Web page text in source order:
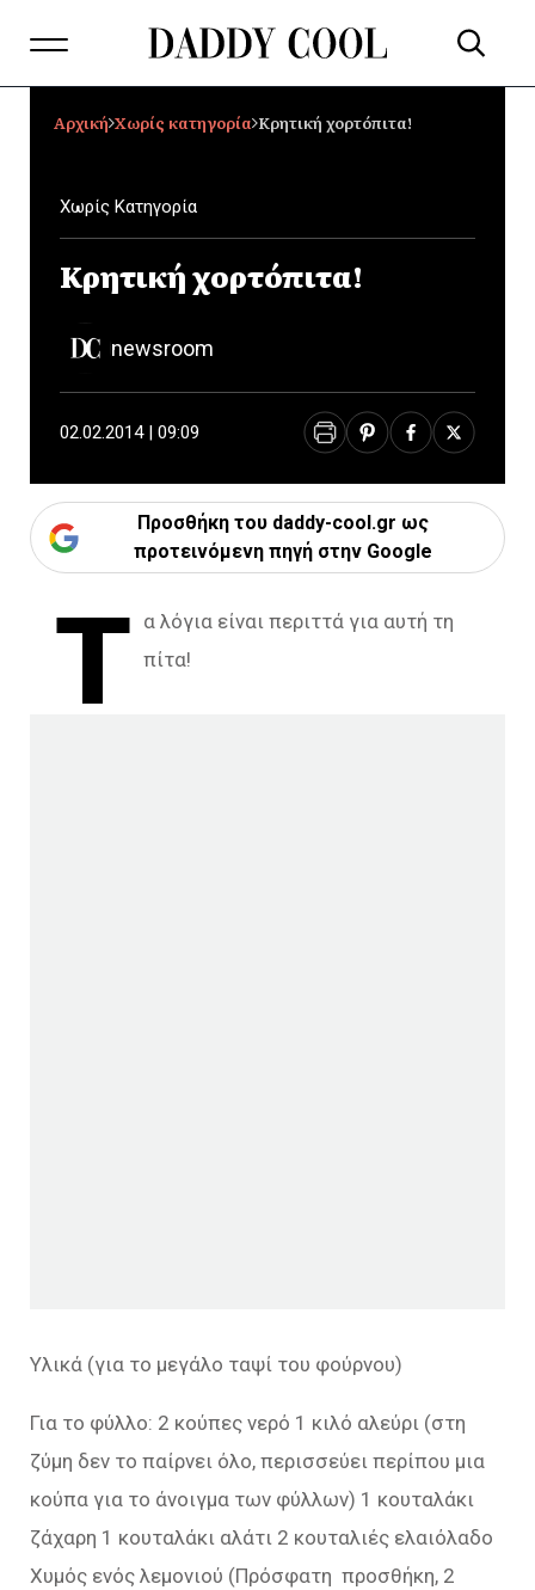
Αρχική Χωρίς κατηγορία Κρητική χορτόπιτα!
Χωρίς Κατηγορία
Κρητική χορτόπιτα!
newsroom
02.02.2014 | 09:09
Προσθήκη του daddy-cool.gr ως
προτεινόμενη πηγή στην Google
Τ α λόγια είναι περιττά για αυτή τη
πίτα!
Υλικά (για το μεγάλο ταψί του φούρνου)
Για το φύλλο: 2 κούπες νερό 1 κιλό αλεύρι (στη
ζύμη δεν το παίρνει όλο, περισσεύει περίπου μια
κούπα για το άνοιγμα των φύλλων) 1 κουταλάκι
ζάχαρη 1 κουταλάκι αλάτι 2 κουταλιές ελαιόλαδο
Χυμός ενός λεμονιού (Πρόσφατη προσθήκη, 2